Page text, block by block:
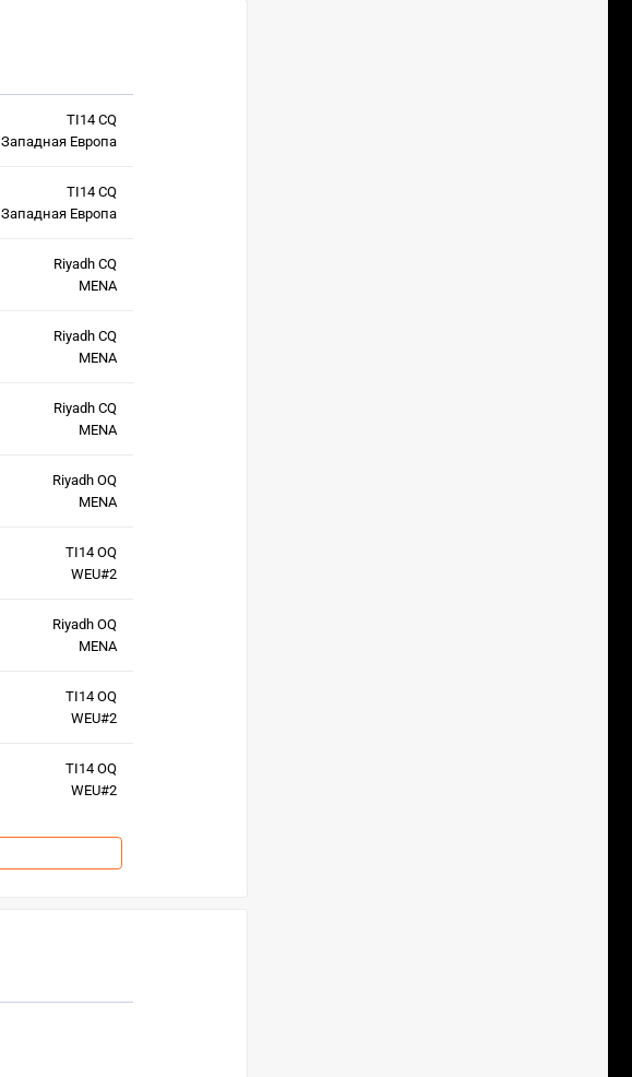
TI14 CQ
Западная Европа
TI14 CQ
Западная Европа
Riyadh CQ
MENA
Riyadh CQ
MENA
Riyadh CQ
MENA
Riyadh OQ
MENA
TI14 OQ
WEU#2
Riyadh OQ
MENA
TI14 OQ
WEU#2
TI14 OQ
WEU#2